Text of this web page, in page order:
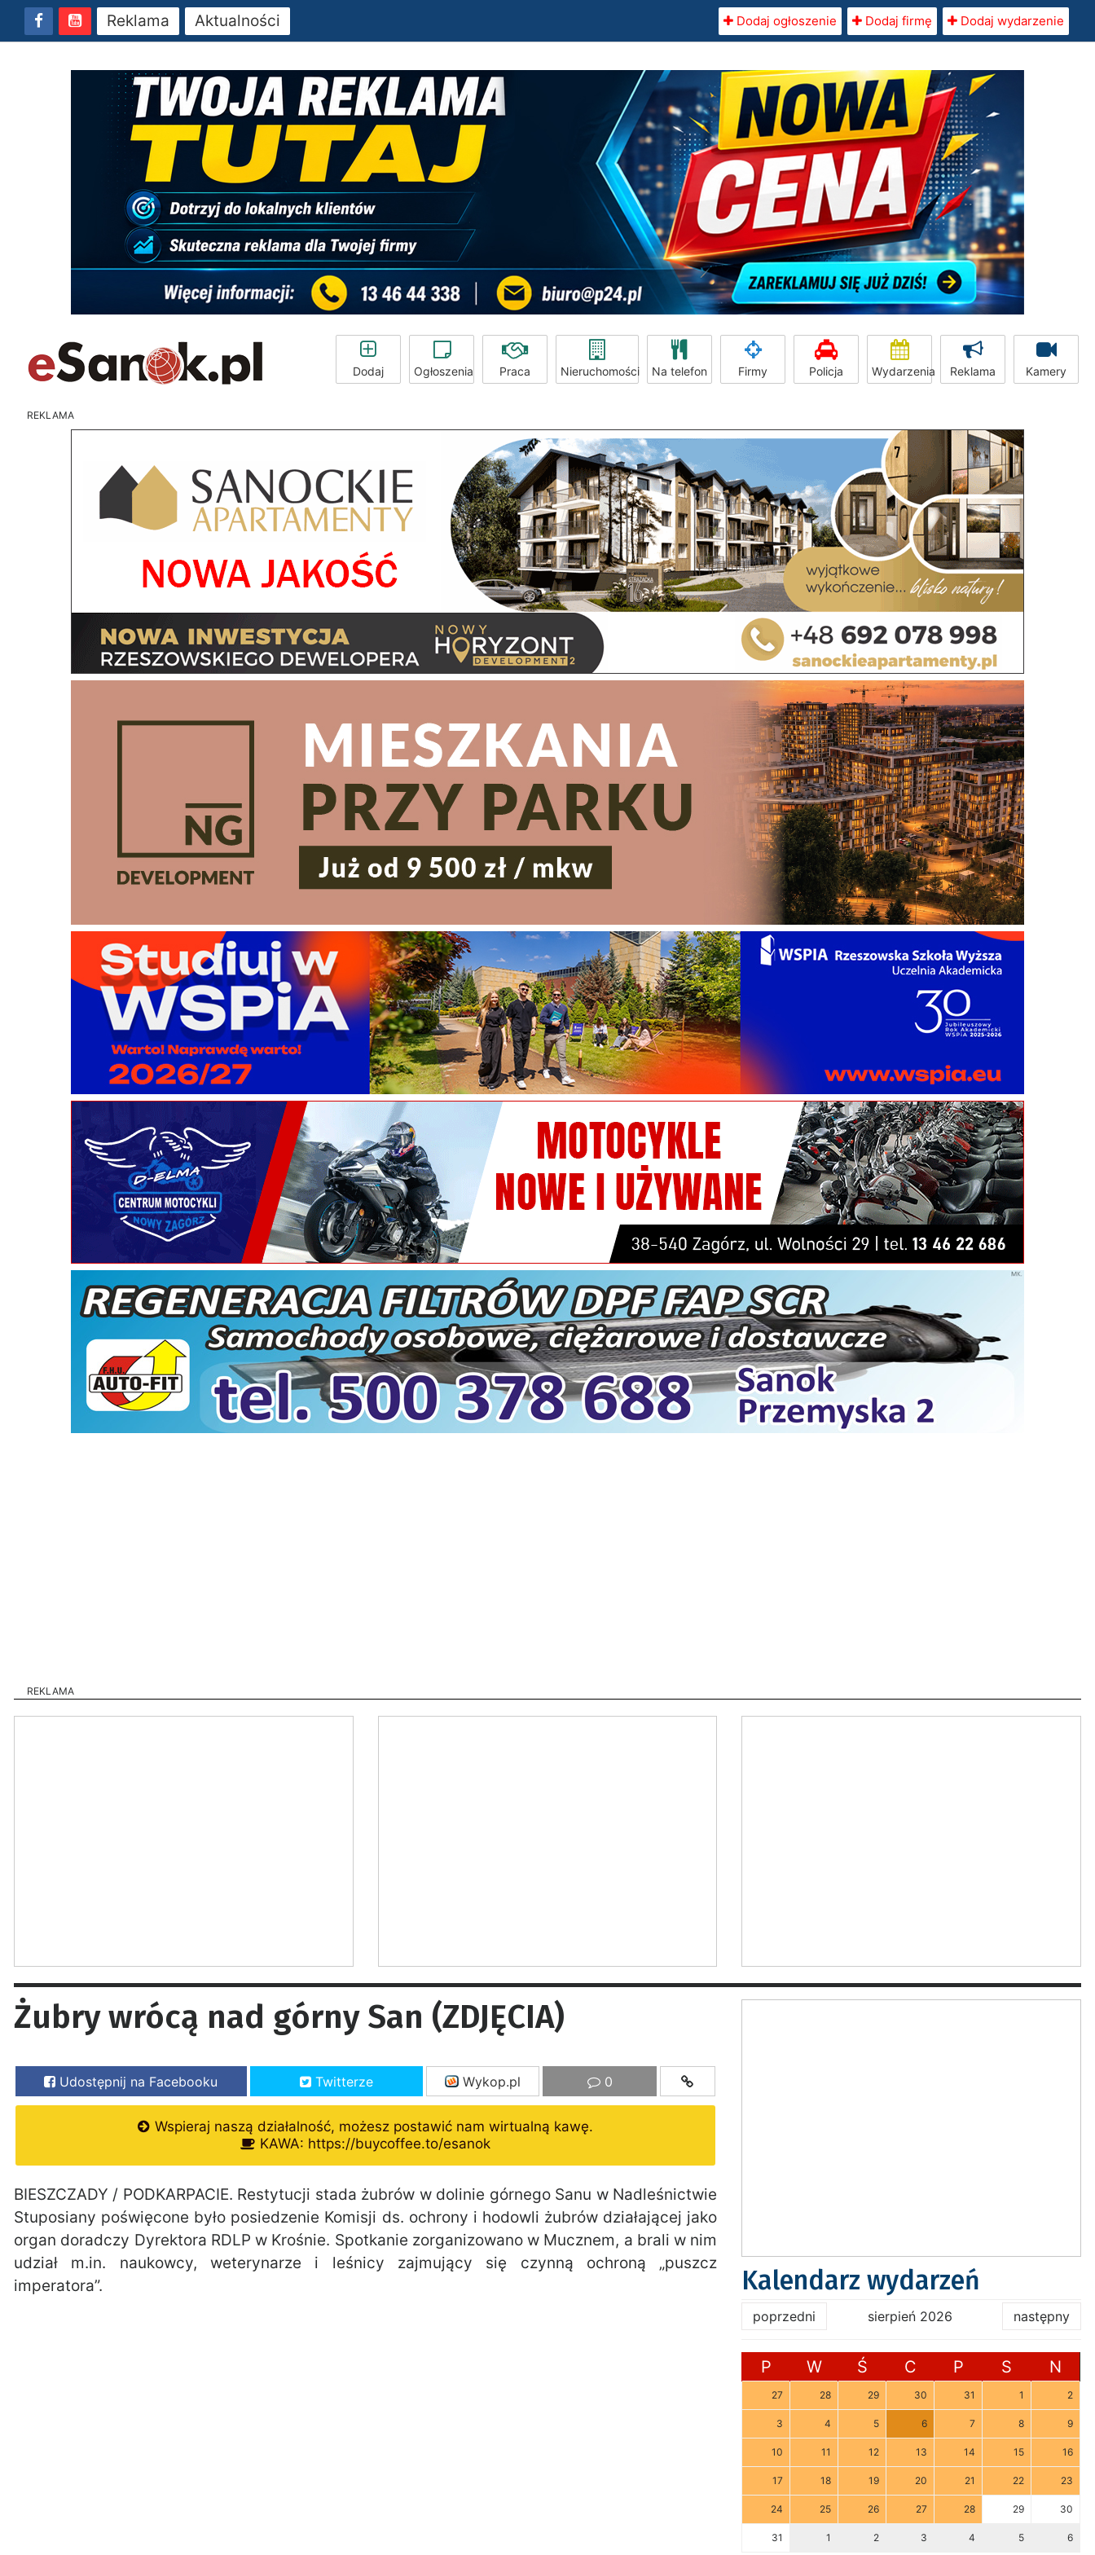
Reklama Aktualności Dodaj ogłoszenie Dodaj firmę Dodaj wydarzenie
Dodaj Ogłoszenia Praca Nieruchomości Na telefon Firmy Policja Wydarzenia Reklama Kamery
REKLAMA
REKLAMA
Żubry wrócą nad górny San (ZDJĘCIA)
Udostępnij na Facebooku Twitterze Wykop.pl 0
Wspieraj naszą działalność, możesz postawić nam wirtualną kawę.
KAWA: https://buycoffee.to/esanok
BIESZCZADY / PODKARPACIE. Restytucji stada żubrów w dolinie górnego Sanu w Nadleśnictwie
Stuposiany poświęcone było posiedzenie Komisji ds. ochrony i hodowli żubrów działającej jako
organ doradczy Dyrektora RDLP w Krośnie. Spotkanie zorganizowano w Mucznem, a brali w nim
udział m.in. naukowcy, weterynarze i leśnicy zajmujący się czynną ochroną „puszcz
imperatora”.
Kalendarz wydarzeń
poprzedni sierpień 2026 następny
P W Ś C P S N
27 28 29 30 31 1 2
3 4 5 6 7 8 9
10 11 12 13 14 15 16
17 18 19 20 21 22 23
24 25 26 27 28 29 30
31 1 2 3 4 5 6